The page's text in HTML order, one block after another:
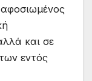
αφοσιωμένος
και σε
εντός